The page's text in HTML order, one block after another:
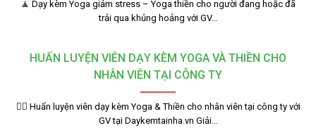
🧘 Dạy kèm Yoga giảm stress – Yoga thiền cho người đang hoặc đã
trải qua khủng hoảng với GV…
HUẤN LUYỆN VIÊN DẠY KÈM YOGA VÀ THIỀN CHO
NHÂN VIÊN TẠI CÔNG TY
🧘‍♂️ Huấn luyện viên dạy kèm Yoga & Thiền cho nhân viên tại công ty với
GV tại Daykemtainha.vn Giải…